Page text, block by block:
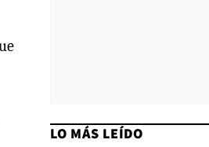
LO MÁS LEÍDO